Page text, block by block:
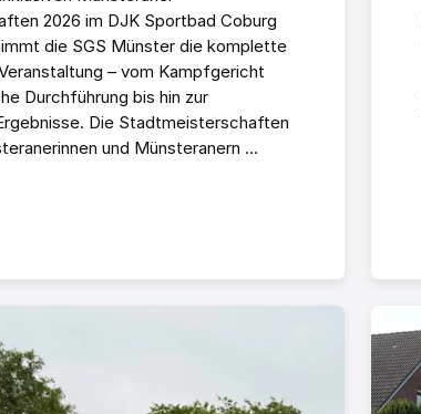
2026 im DJK Sportbad Coburg
die SGS Münster die komplette
– vom Kampfgericht
Durchführung bis hin zur
Die Stadtmeisterschaften
und Münsteranern ...